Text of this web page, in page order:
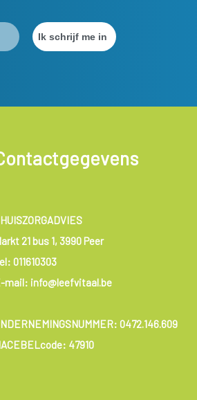
21 bus 1, 3990 Peer
011610303
mail: info@leefvitaal.be
0472.146.609
47910